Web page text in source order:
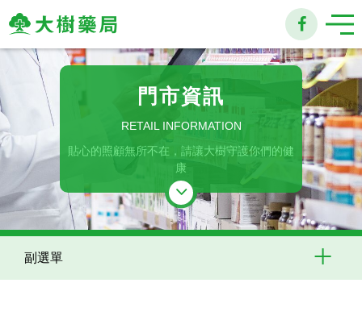
大
樹
連
鎖
藥
局
門市資訊
RETAIL INFORMATION
貼心的照顧無所不在，請讓大樹守護你們的健
康
副選單